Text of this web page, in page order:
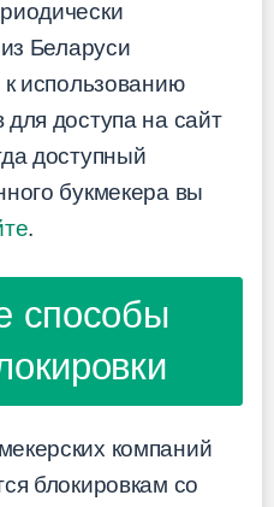
Беларуси
к использованию
доступа на сайт
доступный
букмекера вы
.
способы
компаний
блокировкам со